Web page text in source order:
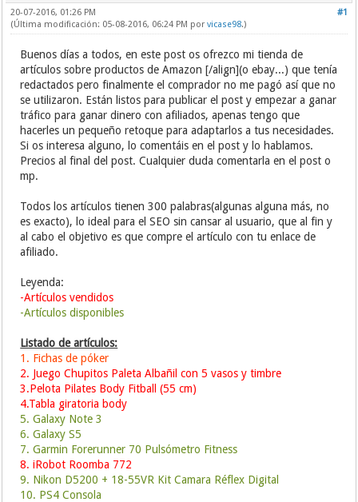
#1
20-07-2016, 01:26 PM
(Última modificación: 05-08-2016, 06:24 PM porvicase98.)
Buenos días a todos, en este post os ofrezco mi tienda de
artículos sobre productos de Amazon [/align](o ebay...) que tenía
redactados pero finalmente el comprador no me pagó así que no
se utilizaron. Están listos para publicar el post y empezar a ganar
tráfico para ganar dinero con afiliados, apenas tengo que
hacerles un pequeño retoque para adaptarlos a tus necesidades.
Si os interesa alguno, lo comentáis en el post y lo hablamos.
Precios al final del post. Cualquier duda comentarla en el post o
mp.
Todos los artículos tienen 300 palabras(algunas alguna más, no
es exacto), lo ideal para el SEO sin cansar al usuario, que al fin y
al cabo el objetivo es que compre el artículo con tu enlace de
afiliado.
Leyenda:
-Artículos vendidos
-Artículos disponibles
Listado de artículos:
1. Fichas de póker
2. Juego Chupitos Paleta Albañil con 5 vasos y timbre
3.Pelota Pilates Body Fitball (55 cm)
4.Tabla giratoria body
5. Galaxy Note 3
6. Galaxy S5
7. Garmin Forerunner 70 Pulsómetro Fitness
8. iRobot Roomba 772
9. Nikon D5200 + 18-55VR Kit Camara Réflex Digital
10. PS4 Consola